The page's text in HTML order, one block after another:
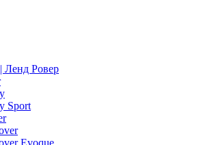
Ленд Ровер
Sport
Evoque